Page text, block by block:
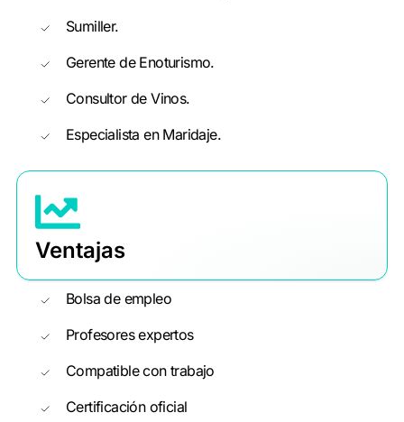
Sumiller.
Gerente de Enoturismo.
Consultor de Vinos.
Especialista en Maridaje.
Ventajas
Bolsa de empleo
Profesores expertos
Compatible con trabajo
Certificación oficial